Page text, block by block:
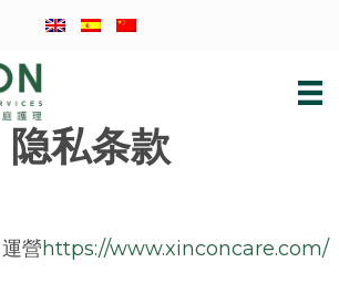
隐私条款
營https://www.xinconcare.com/